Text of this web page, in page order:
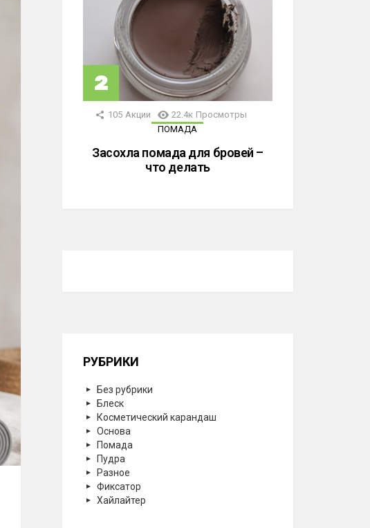
105 Акции 22.4к Просмотры
ПОМАДА
Засохла помада для бровей –
что делать
РУБРИКИ
Без рубрики
Блеск
Косметический карандаш
Основа
Помада
Пудра
Разное
Фиксатор
Хайлайтер